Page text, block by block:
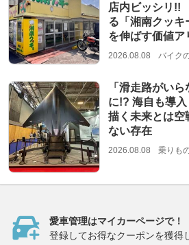
店内ビッシリ!!
る「湘南クッキ
を伸ばす価値ア
2026.08.08 バイク
「滑走路がい
に!? 海自も導
描く未来とは空
ない存在
2026.08.08 乗りも
愛車管理はマイカーページで！
登録してお得なクーポンを獲得